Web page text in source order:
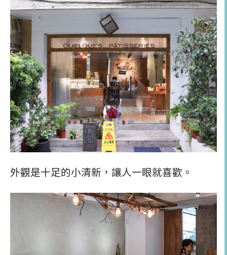
外觀是十足的小清新，讓人一眼就喜歡。